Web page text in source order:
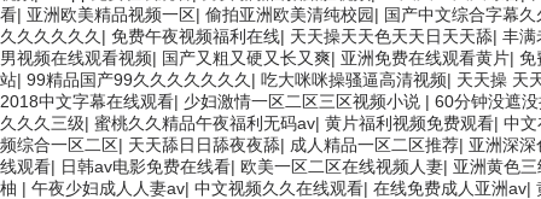
看| 亚洲欧美精品视频一区| 偷拍亚洲欧美清纯校园| 国产中文综合字幕
久久久久久久 | 免费午夜视频福利在线| 天天操天天色天天日天天舔| 丰满
男视频在线观看视频| 国产又粗又硬又长又爽| 亚洲免费在线观看黄片| 免
站| 99精品国产99久久久久久久久 | 吃大咪咪操骚逼高清视频| 天天操 天
2018中文字幕在线观看| 少妇激情一区二区三区视频小说 | 60分钟没遮
久久久三级| 蜜桃久久精品午夜福利无码av| 黄片福利视频免费观看| 中文
频综合一区二区| 天天舔日日舔夜夜舔| 成人精品一区二区推荐| 亚洲深
线观看| 日韩av电影免费在线看| 欧美一区二区在线视频人妻| 亚洲黄色
柚 | 午夜少妇成人人妻av| 中文视频久久在线观看| 在线免费成人亚洲av|